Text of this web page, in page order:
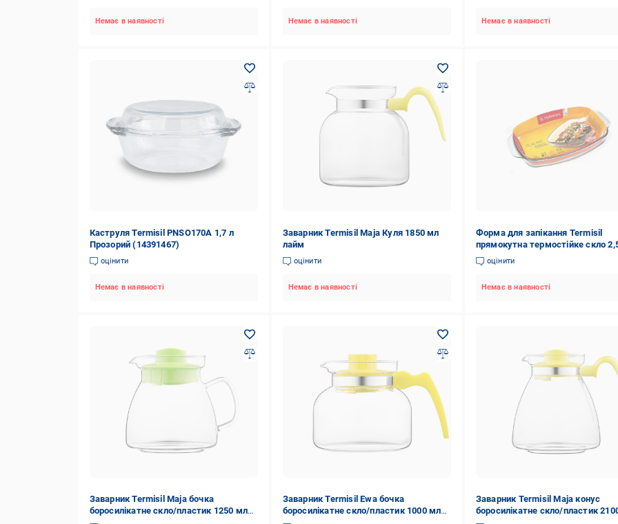
Немає в наявності Немає в наявності Немає в наявності
Каструля Termisil PNSO170A 1,7 л
Прозорий (14391467)
оцінити
Немає в наявності
Заварник Termisil Maja Куля 1850 мл
лайм
оцінити
Немає в наявності
Форма для запікання Termisil
прямокутна термостійке скло
(PBSP250A)
оцінити
Немає в наявності
Заварник Termisil Maja бочка
боросилікатне скло/пластик 1250 мл
Заварник Termisil Ewa бочка
боросилікатне скло/пластик 1000 мл
Заварник Termisil Maja конус
боросилікатне скло/пластик